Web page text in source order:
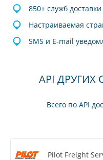
850+ служб доставки
Настраиваемая
SMS и E-mail
API
Всего по API
Pilot Freight